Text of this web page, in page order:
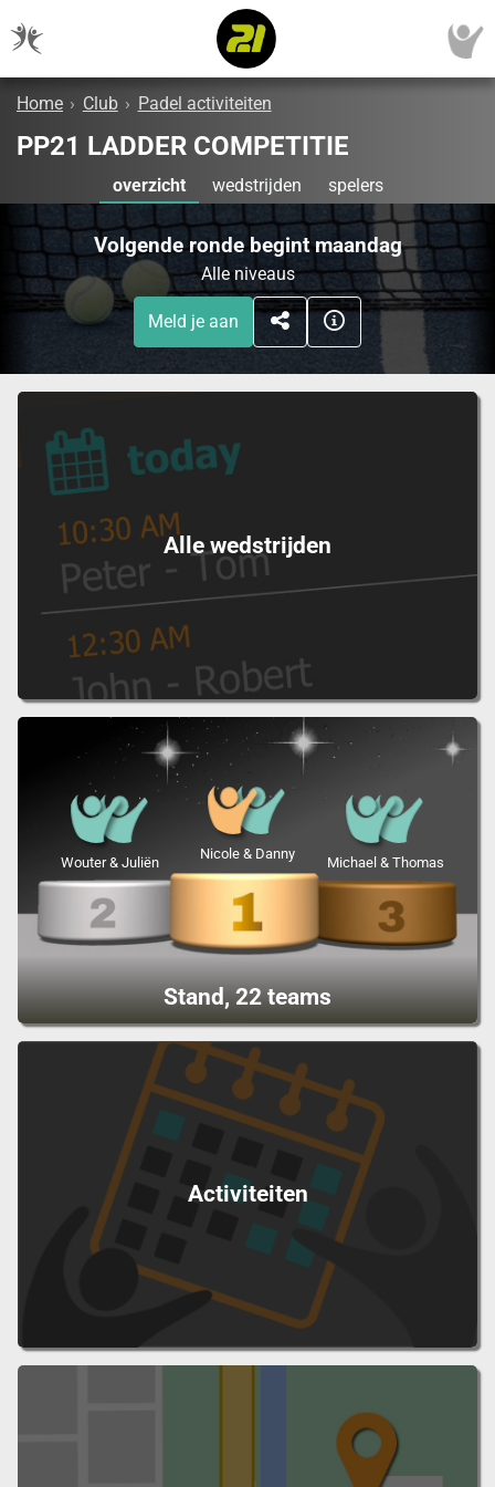
Home › Club › Padel activiteiten
PP21 LADDER COMPETITIE
overzicht wedstrijden spelers
Volgende ronde begint maandag
Alle niveaus
Meld je aan
Alle wedstrijden
Stand, 22 teams
Nicole & Danny
Wouter & Juliën Michael & Thomas
Activiteiten